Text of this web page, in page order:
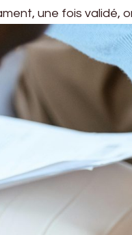
une fois validé,